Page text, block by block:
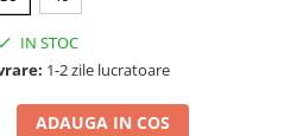
IN STOC
1-2 zile lucratoare
ADAUGA IN COS